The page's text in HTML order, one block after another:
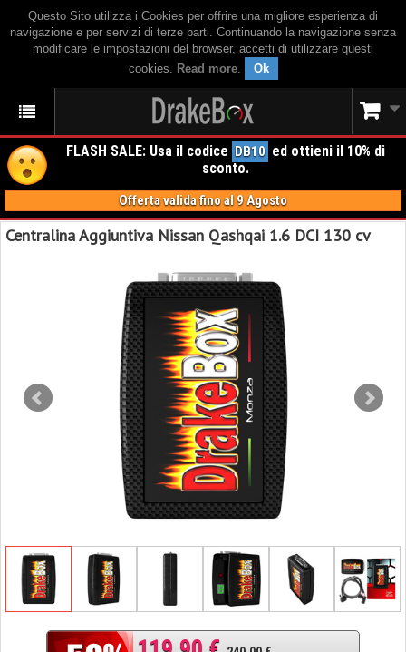
Questo Sito utilizza i Cookies per offrire una migliore esperienza di
navigazione e per servizi di terze parti. Continuando la navigazione senza
modificare le impostazioni del browser, accetti di utilizzare questi
cookies. Read more. Ok
FLASH SALE: Usa il codice DB10 ed ottieni il 10% di
sconto.
Offerta valida fino al 9 Agosto
Centralina Aggiuntiva Nissan Qashqai 1.6 DCI 130 cv